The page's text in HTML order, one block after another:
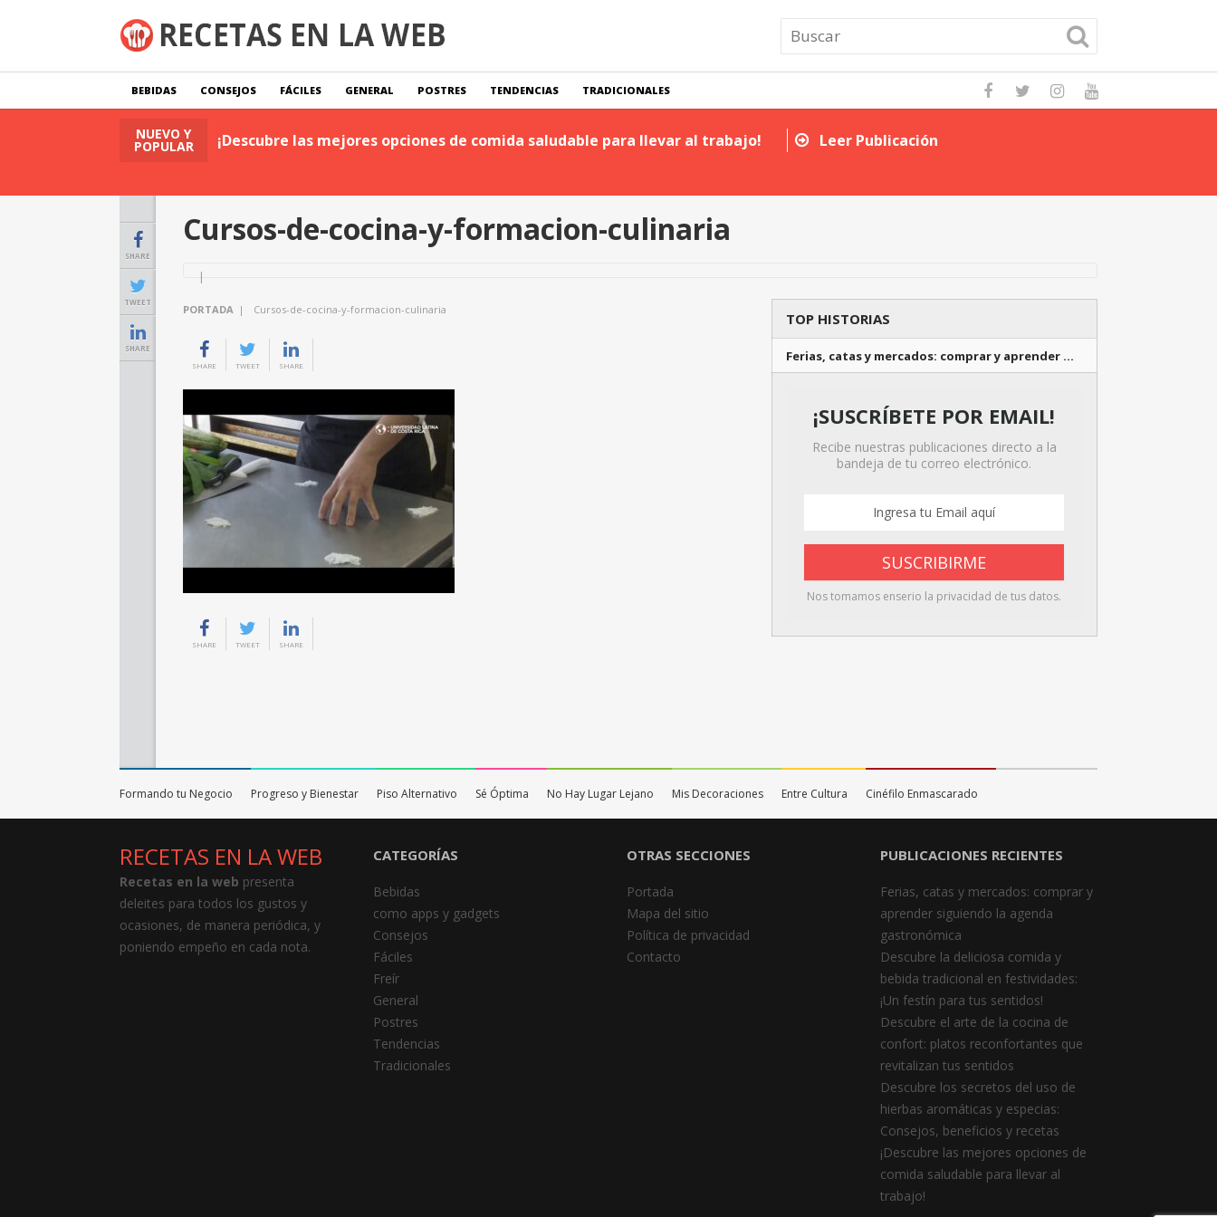
BEBIDAS CONSEJOS FÁCILES GENERAL POSTRES TENDENCIAS TRADICIONALES
NUEVO Y
POPULAR
Leer Publicación ¡Descubre las mejores opciones de comida saludable para llevar al trabajo! Leer Publicación
SHARE
TWEET
SHARE
Cursos-de-cocina-y-formacion-culinaria
PORTADA | Cursos-de-cocina-y-formacion-culinaria
SHARE TWEET SHARE
SHARE TWEET SHARE
TOP HISTORIAS
Ferias, catas y mercados: comprar y aprender …
¡SUSCRÍBETE POR EMAIL!
Recibe nuestras publicaciones directo a la
bandeja de tu correo electrónico.
Nos tomamos enserio la privacidad de tus datos.
Formando tu Negocio Progreso y Bienestar Piso Alternativo Sé Óptima No Hay Lugar Lejano Mis Decoraciones Entre Cultura Cinéfilo Enmascarado
RECETAS EN LA WEB
Recetas en la web presenta
deleites para todos los gustos y
ocasiones, de manera periódica, y
poniendo empeño en cada nota.
CATEGORÍAS
Bebidas
como apps y gadgets
Consejos
Fáciles
Freír
General
Postres
Tendencias
Tradicionales
OTRAS SECCIONES
Portada
Mapa del sitio
Política de privacidad
Contacto
PUBLICACIONES RECIENTES
Ferias, catas y mercados: comprar y
aprender siguiendo la agenda
gastronómica
Descubre la deliciosa comida y
bebida tradicional en festividades:
¡Un festín para tus sentidos!
Descubre el arte de la cocina de
confort: platos reconfortantes que
revitalizan tus sentidos
Descubre los secretos del uso de
hierbas aromáticas y especias:
Consejos, beneficios y recetas
¡Descubre las mejores opciones de
comida saludable para llevar al
trabajo!